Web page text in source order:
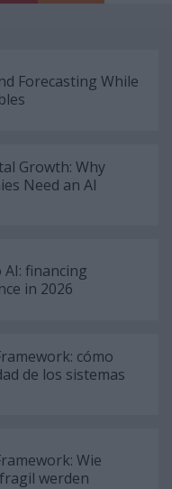
Forecasting While
Growth: Why
Need an AI
AI: financing
in 2026
cómo
de los sistemas
Wie
werden